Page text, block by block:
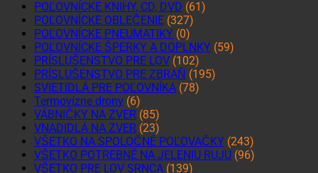
POĽOVNÍCKE KNIHY, CD, DVD (61)
POĽOVNÍCKE OBLEČENIE (327)
POĽOVNÍCKE PNEUMATIKY (0)
POĽOVNÍCKE ŠPERKY A DOPLNKY (59)
PRÍSLUŠENSTVO PRE LOV (102)
PRÍSLUŠENSTVO PRE ZBRAŇ (195)
SVIETIDLÁ PRE POĽOVNÍKA (78)
Termovízne drony (6)
VÁBNIČKY NA ZVER (85)
VNADIDLÁ NA ZVER (23)
VŠETKO NA SPOLOČNÉ POĽOVAČKY (243)
VŠETKO POTREBNÉ NA JELENIU RUJU (96)
VŠETKO PRE LOV SRNCA (139)